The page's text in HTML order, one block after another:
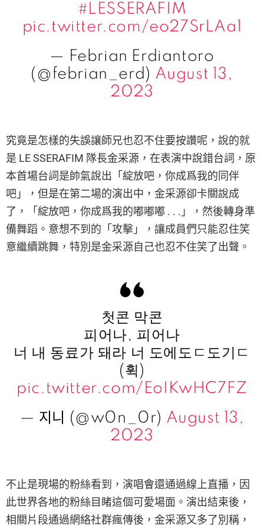
#LESSERAFIM
pic.twitter.com/eo27SrLAa1
— Febrian Erdiantoro
(@febrian_erd) August 13,
2023
究竟是怎樣的失誤讓師兄也忍不住要按讚呢，說的就
是 LE SSERAFIM 隊長金采源，在表演中說錯台詞，原
本首場台詞是帥氣說出「綻放吧，你成爲我的同伴
吧」，但是在第二場的演出中，金采源卻卡關說成
了，「綻放吧，你成爲我的嘟嘟嘟 . . .」，然後轉身準
備舞蹈。意想不到的「攻擊」，讓成員們只能忍住笑
意繼續跳舞，特別是金采源自己也忍不住笑了出聲。
첫콘 막콘
피어나, 피어나
너 내 동료가 돼라 너 도에도ㄷ도기ㄷ
(휙)
pic.twitter.com/EoIKwHC7FZ
— 지니 (@w0n_0r) August 13,
2023
不止是現場的粉絲看到，演唱會還通過線上直播，因
此世界各地的粉絲目睹這個可愛場面。演出結束後，
相關片段通過網絡社群瘋傳後，金采源又多了別稱，